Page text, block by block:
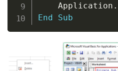
    Application
.
End
Sub